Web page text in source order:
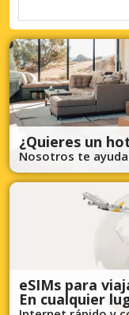
¿Quieres un
Nosotros te
eSIMs para
En cualquier